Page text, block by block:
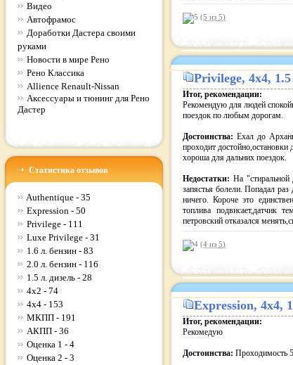
Видео
Автофрамос
Доработки Дастера своими
руками
Новости в мире Рено
Рено Классика
Allience Renault-Nissan
Аксессуары и тюнинг для Рено
Дастер
Статистика отзывов
Authentique - 35
Expression - 50
Privilege - 111
Luxe Privilege - 31
1.6 л. бензин - 83
2.0 л. бензин - 116
1.5 л. дизель - 28
4x2 - 74
4x4 - 153
МКПП - 191
АКПП - 36
Оценка 1 - 4
Оценка 2 - 3
(5 из 5)
Privilege, 4x4,
Итог, рекомендации:
Рекомендую для людей
поездок по любым дорогам.
Достоинства: Ехал до
проходит
хороша для дальних поездок.
Недостатки: На "стиральной
запястья болели. Попадал
ничего. Короче это
топлива подвисает,датчик
петровский отказался
(4 из 5)
Expression, 4x4,
Итог, рекомендации:
Рекомедую
Достоинства: Проходимость